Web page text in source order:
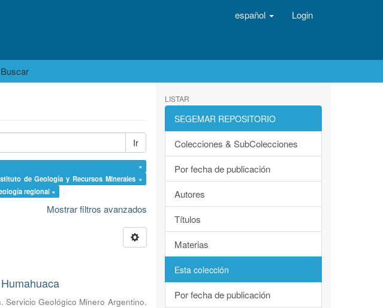
español Login
Buscar
Ir
×
de Geología y Recursos Minerales ×
regional ×
Mostrar filtros avanzados
Geológico Minero Argentino.
LISTAR
SEGEMAR REPOSITORIO
Colecciones & SubColecciones
Por fecha de publicación
Autores
Títulos
Materias
Esta colección
Por fecha de publicación